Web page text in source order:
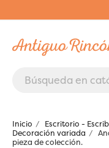
Inicio Escritorio -
Decoración variada
pieza de colección.